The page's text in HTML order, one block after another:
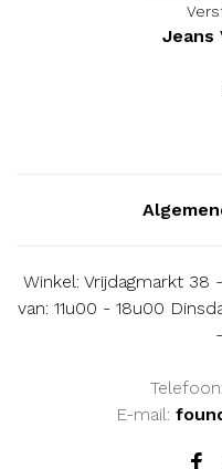
Jeans
Winkel: Vrijdagmarkt
van: 11u00 - 18u00
Telefoon:
E-mail: